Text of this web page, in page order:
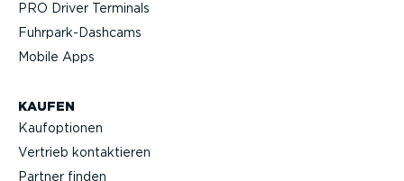
PRO Driver Terminals
Fuhrpar­k-Da­shcams
Mobile Apps
KAUFEN
Kaufop­tionen
Vertrieb kontak­tieren
Partner finden